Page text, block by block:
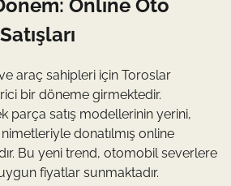
Online Oto
araç sahipleri için Toroslar
bir döneme girmektedir.
parça satış modellerinin yerini,
donatılmış online
Bu yeni trend, otomobil severlere
fiyatlar sunmaktadır.